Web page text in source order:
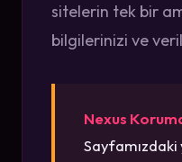
sitelerin tek bir
bilgilerinizi ve
Nexus